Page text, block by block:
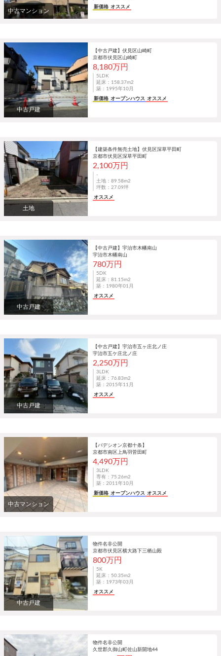
中古マンション
新価格 オススメ
中古戸建
【中古戸建】伏見区山崎町
京都市伏見区山崎町
8,180万円
5LDK
延床：158.37m2
築：1995年10月
新価格 オープンハウス オススメ
土地
【建築条件無売土地】伏見区深草平田町
京都市伏見区深草平田町
2,100万円
-
土地：89.58m2
坪数：27.09坪
オススメ
中古戸建
【中古戸建】宇治市木幡南山
宇治市木幡南山
780万円
5DK
延床：81.15m2
築：1980年01月
オススメ
中古戸建
【中古戸建】宇治市五ヶ庄北ノ庄
宇治市五ケ庄北ノ庄
2,250万円
3LDK
延床：76.83m2
築：2015年11月
オススメ
中古マンション
【パデシオン京都十条】
京都市南区上鳥羽菅田町
4,490万円
3LDK
専有：75.26m2
築：2011年10月
新価格 オープンハウス オススメ
中古戸建
物件名非公開
京都市伏見区横大路下三栖山殿
800万円
5K
延床：50.35m2
築：1973年03月
オススメ
物件名非公開
久世郡久御山町佐山新開地44